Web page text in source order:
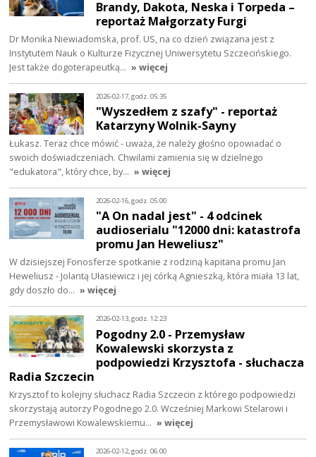
Brandy, Dakota, Neska i Torpeda –
reportaż Małgorzaty Furgi
Dr Monika Niewiadomska, prof. US, na co dzień związana jest z
Instytutem Nauk o Kulturze Fizycznej Uniwersytetu Szczecińskiego.
Jest także dogoterapeutką… » więcej
2026-02-17, godz. 05:35
"Wyszedłem z szafy" - reportaż
Katarzyny Wolnik-Sayny
Łukasz. Teraz chce mówić - uważa, że należy głośno opowiadać o
swoich doświadczeniach. Chwilami zamienia się w dzielnego
"edukatora", który chce, by… » więcej
2026-02-16, godz. 05:00
"A On nadal jest" - 4 odcinek
audioserialu "12000 dni: katastrofa
promu Jan Heweliusz"
W dzisiejszej Fonosferze spotkanie z rodziną kapitana promu Jan
Heweliusz - Jolantą Ułasiewicz i jej córką Agnieszką, która miała 13 lat,
gdy doszło do… » więcej
2026-02-13, godz. 12:23
Pogodny 2.0 - Przemysław
Kowalewski skorzysta z
podpowiedzi Krzysztofa - słuchacza
Radia Szczecin
Krzysztof to kolejny słuchacz Radia Szczecin z którego podpowiedzi
skorzystają autorzy Pogodnego 2.0. Wcześniej Markowi Stelarowi i
Przemysławowi Kowalewskiemu… » więcej
2026-02-12, godz. 06:00